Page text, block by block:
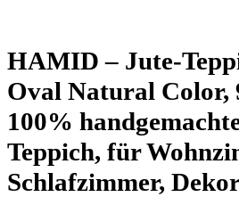
HAMID – Jute-
Oval Natural Color,
100%
Teppich, für
Schlafzimmer,